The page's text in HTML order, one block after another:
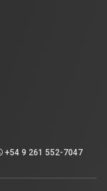
+54 9 261 552-7047